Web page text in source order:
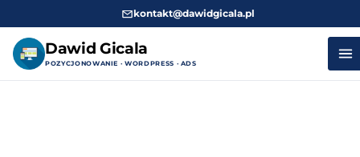
kontakt@dawidgicala.pl
Dawid Gicala
POZYCJONOWANIE · WORDPRESS · ADS